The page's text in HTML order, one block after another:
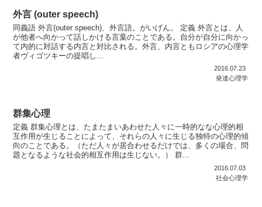
外言 (outer speech)
同義語 外言(outer speech)、外言語。がいげん。 定義 外言とは、人
が他者へ向かって話しかける言葉のことである。自分が自分に向かっ
て内的に対話する内言と対比される。外言、内言ともロシアの心理学
者ヴィゴツキーの提唱し...
2016.07.23
発達心理学
群集心理
定義 群集心理とは、たまたまいあわせた人々に一時的なな心理的相
互作用が生じることによって、それらの人々に生じる独特の心理的傾
向のことである。（ただ人々が居合わせるだけでは、多くの場合、問
題となるような社会的相互作用は生じない。） 群...
2016.07.03
社会心理学